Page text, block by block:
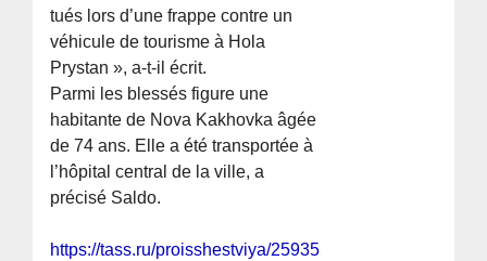
tués lors d’une frappe contre un
véhicule de tourisme à Hola
Prystan », a-t-il écrit.
Parmi les blessés figure une
habitante de Nova Kakhovka âgée
de 74 ans. Elle a été transportée à
l’hôpital central de la ville, a
précisé Saldo.
https://tass.ru/proisshestviya/25935509